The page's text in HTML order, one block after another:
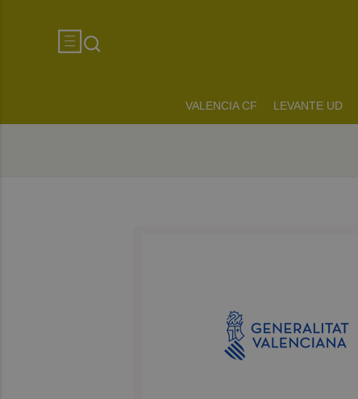
VALENCIA CF LEVANTE UD